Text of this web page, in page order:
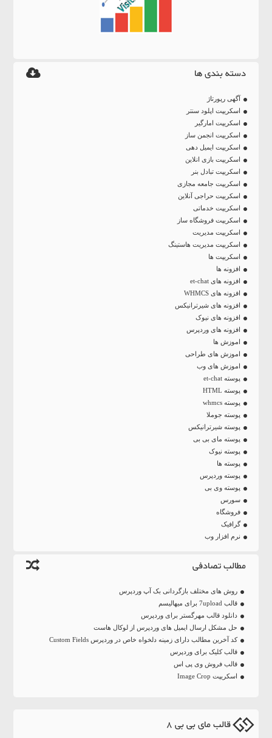
دسته بندی ها
آگهی رپورتاژ
اسکریپت اپلود سنتر
اسکریپت امارگیر
اسکریپت انجمن ساز
اسکریپت ایمیل دهی
اسکریپت بازی انلاین
اسکریپت تبادل بنر
اسکریپت جامعه مجازی
اسکریپت حراجی آنلاین
اسکریپت خدماتی
اسکریپت فروشگاه ساز
اسکریپت مدیریت
اسکریپت مدیریت هاستینگ
اسکریپت ها
افزونه ها
افزونه های et-chat
افزونه های WHMCS
افزونه های شیرترانیکس
افزونه های نیوک
افزونه های وردپرس
اموزش ها
اموزش های طراحی
اموزش های وب
پوسته et-chat
پوسته HTML
پوسته whmcs
پوسته جوملا
پوسته شیرترانیکس
پوسته مای بی بی
پوسته نیوک
پوسته ها
پوسته وردپرس
پوسته وی بی
سورس
فروشگاه
گرافیک
نرم افزار وب
مطالب تصادفی
روش های مختلف بازگردانی بک آپ وردپرس
قالب 7upload برای میهالیسم
دانلود قالب مهرگستر برای وردپرس
حل مشکل ارسال ایمیل های وردپرس از لوکال هاست
کد آخرین مطالب دارای زمینه دلخواه خاص در وردپرس Custom Fields
قالب کلیک برای وردپرس
قالب فروش وی پی اس
اسکریپت Image Crop
قالب مای بی بی 8